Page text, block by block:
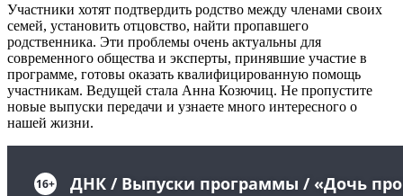
Участники хотят подтвердить родство между членами своих
семей, установить отцовство, найти пропавшего
родственника. Эти проблемы очень актуальны для
современного общества и эксперты, принявшие участие в
программе, готовы оказать квалифицированную помощь
участникам. Ведущей стала Анна Козючиц. Не пропустите
новые выпуски передачи и узнаете много интересного о
нашей жизни.